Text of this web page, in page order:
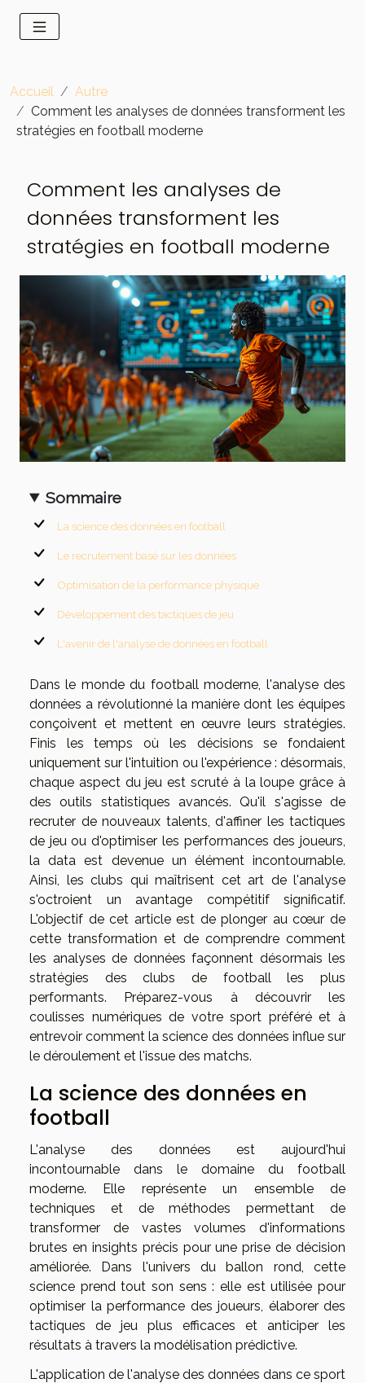
Accueil
Autre
Comment les analyses de données transforment les
stratégies en football moderne
Comment les analyses de
données transforment les
stratégies en football moderne
Sommaire
La science des données en football
Le recrutement basé sur les données
Optimisation de la performance physique
Développement des tactiques de jeu
L'avenir de l'analyse de données en football
Dans le monde du football moderne, l'analyse des
données a révolutionné la manière dont les équipes
conçoivent et mettent en œuvre leurs stratégies.
Finis les temps où les décisions se fondaient
uniquement sur l'intuition ou l'expérience : désormais,
chaque aspect du jeu est scruté à la loupe grâce à
des outils statistiques avancés. Qu'il s'agisse de
recruter de nouveaux talents, d'affiner les tactiques
de jeu ou d'optimiser les performances des joueurs,
la data est devenue un élément incontournable.
Ainsi, les clubs qui maîtrisent cet art de l'analyse
s'octroient un avantage compétitif significatif.
L'objectif de cet article est de plonger au cœur de
cette transformation et de comprendre comment
les analyses de données façonnent désormais les
stratégies des clubs de football les plus
performants. Préparez-vous à découvrir les
coulisses numériques de votre sport préféré et à
entrevoir comment la science des données influe sur
le déroulement et l'issue des matchs.
La science des données en
football
L'analyse des données est aujourd'hui
incontournable dans le domaine du football
moderne. Elle représente un ensemble de
techniques et de méthodes permettant de
transformer de vastes volumes d'informations
brutes en insights précis pour une prise de décision
améliorée. Dans l'univers du ballon rond, cette
science prend tout son sens : elle est utilisée pour
optimiser la performance des joueurs, élaborer des
tactiques de jeu plus efficaces et anticiper les
résultats à travers la modélisation prédictive.
L'application de l'analyse des données dans ce sport